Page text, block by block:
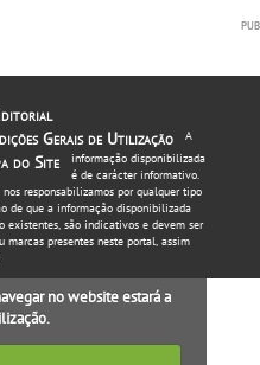
Gerais de Utilização
do Site
A
informação disponibilizada
é de carácter informativo.
responsabilizamos por qualquer tipo
de que a informação disponibilizada
existentes, são indicativos e devem ser
marcas presentes neste portal, assim
no website estará a